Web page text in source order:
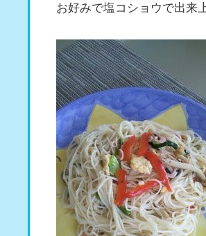
お好みで塩コショウで出来